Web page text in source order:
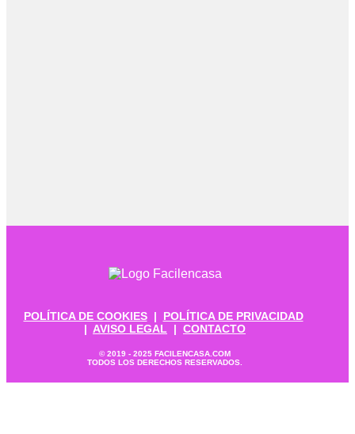
POLÍTICA DE COOKIES| POLÍTICA DE PRIVACIDAD
| AVISO LEGAL | CONTACTO
© 2019 - 2025 FACILENCASA.COM
TODOS LOS DERECHOS RESERVADOS.